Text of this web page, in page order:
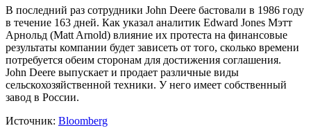
В последний раз сотрудники John Deere бастовали в 1986 году
в течение 163 дней. Как указал аналитик Edward Jones Мэтт
Арнольд (Matt Arnold) влияние их протеста на финансовые
результаты компании будет зависеть от того, сколько времени
потребуется обеим сторонам для достижения соглашения.
John Deere выпускает и продает различные виды
сельскохозяйственной техники. У него имеет собственный
завод в России.
Источник: Bloomberg